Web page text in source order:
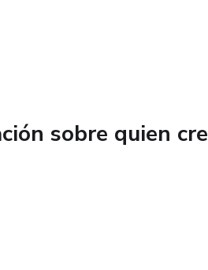
sobre quien